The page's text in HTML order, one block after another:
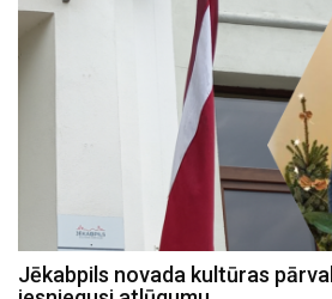
Jēkabpils novada kultūras